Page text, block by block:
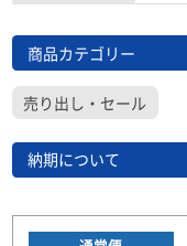
商品カテゴリー
売り出し・セール
納期について